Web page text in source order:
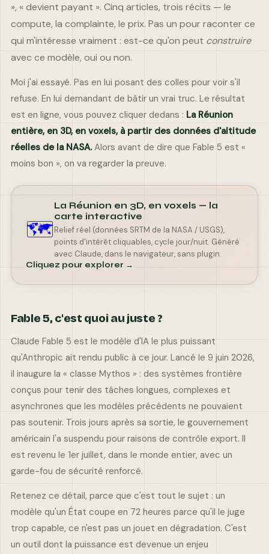
contact@comkuate.fr
+33 6 59 59 32 55
–
–
Humidité
– –
Ressenti
Envoyer ma demande
», « devient payant ». Cinq articles, trois récits — le
compute, la complainte, le prix. Pas un pour raconter ce
qui m'intéresse vraiment : est-ce qu'on peut construire
avec ce modèle, oui ou non.
Moi j'ai essayé. Pas en lui posant des colles pour voir s'il
refuse. En lui demandant de bâtir un vrai truc. Le résultat
est en ligne, vous pouvez cliquer dedans : La Réunion
entière, en 3D, en voxels, à partir des données d'altitude
réelles de la NASA.Alors avant de dire que Fable 5 est «
moins bon », on va regarder la preuve.
🗺️
La Réunion en 3D, en voxels — la
carte interactive
Relief réel (données SRTM de la NASA / USGS),
points d'intérêt cliquables, cycle jour/nuit. Généré
avec Claude, dans le navigateur, sans plugin.
Cliquez pour explorer →
Fable 5, c'est quoi au juste ?
Claude Fable 5 est le modèle d'IA le plus puissant
qu'Anthropic ait rendu public à ce jour. Lancé le 9 juin 2026,
il inaugure la « classe Mythos » : des systèmes frontière
conçus pour tenir des tâches longues, complexes et
asynchrones que les modèles précédents ne pouvaient
pas soutenir. Trois jours après sa sortie, le gouvernement
américain l'a suspendu pour raisons de contrôle export. Il
est revenu le 1er juillet, dans le monde entier, avec un
garde-fou de sécurité renforcé.
Retenez ce détail, parce que c'est tout le sujet : un
modèle qu'un État coupe en 72 heures parce qu'il le juge
trop capable, ce n'est pas un jouet en dégradation. C'est
un outil dont la puissance est devenue un enjeu